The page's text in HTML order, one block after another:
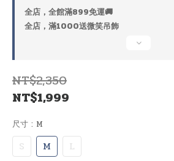
全店，全館滿899免運🚚
全店，滿1000送微笑吊飾
NT$2,350
NT$1,999
尺寸 : M
S M L